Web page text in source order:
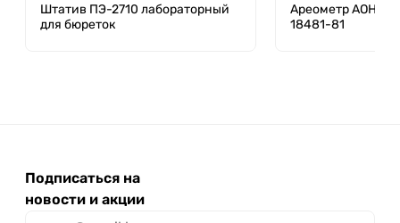
Штатив ПЭ-2710 лабораторный
для бюреток
Ареометр АОН-2
18481-81
Подписаться на
новости и акции